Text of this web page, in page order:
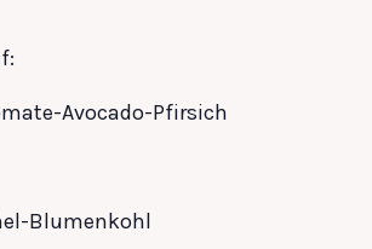
Avocado-Pfirsich
Blumenkohl